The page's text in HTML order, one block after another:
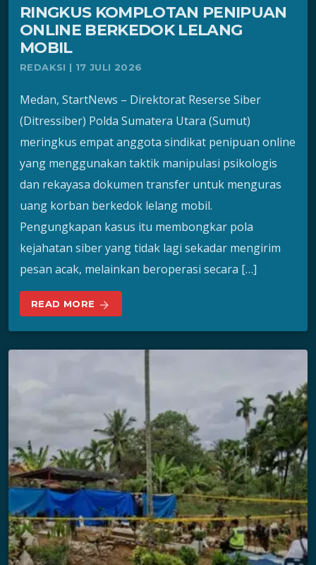
RINGKUS KOMPLOTAN PENIPUAN
ONLINE BERKEDOK LELANG
MOBIL
REDAKSI | 17 JULI 2026
Medan, StartNews – Direktorat Reserse Siber
(Ditressiber) Polda Sumatera Utara (Sumut)
meringkus empat anggota sindikat penipuan online
yang menggunakan taktik manipulasi psikologis
dan rekayasa dokumen transfer untuk menguras
uang korban berkedok lelang mobil.
Pengungkapan kasus itu membongkar pola
kejahatan siber yang tidak lagi sekadar mengirim
pesan acak, melainkan beroperasi secara […]
READ MORE arrow_forward